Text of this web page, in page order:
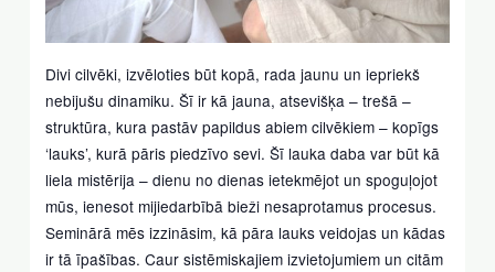
Divi cilvēki, izvēloties būt kopā, rada jaunu un iepriekš
nebijušu dinamiku. Šī ir kā jauna, atsevišķa – trešā –
struktūra, kura pastāv papildus abiem cilvēkiem – kopīgs
‘lauks’, kurā pāris piedzīvo sevi. Šī lauka daba var būt kā
liela mistērija – dienu no dienas ietekmējot un spoguļojot
mūs, ienesot mijiedarbībā bieži nesaprotamus procesus.
Seminārā mēs izzināsim, kā pāra lauks veidojas un kādas
ir tā īpašības. Caur sistēmiskajiem izvietojumiem un citām